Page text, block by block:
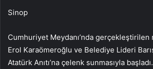
Sinop
Cumhuriyet Meydanı’nda gerçekleştirilen
Erol Karaömeroğlu ve Belediye Lideri Barış
Atatürk Anıtı’na çelenk sunmasıyla başladı.